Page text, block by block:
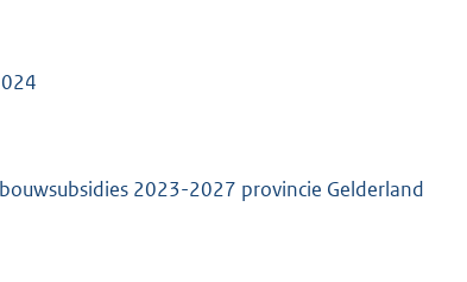
2023-2027 provincie Gelderland